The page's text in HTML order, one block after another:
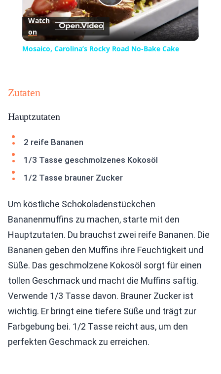
Play
Video
Watch
on
Mosaico, Carolina’s Rocky Road No-Bake Cake
Zutaten
Hauptzutaten
2 reife Bananen
1/3 Tasse geschmolzenes Kokosöl
1/2 Tasse brauner Zucker
Um köstliche Schokoladenstückchen
Bananenmuffins zu machen, starte mit den
Hauptzutaten. Du brauchst zwei reife Bananen. Die
Bananen geben den Muffins ihre Feuchtigkeit und
Süße. Das geschmolzene Kokosöl sorgt für einen
tollen Geschmack und macht die Muffins saftig.
Verwende 1/3 Tasse davon. Brauner Zucker ist
wichtig. Er bringt eine tiefere Süße und trägt zur
Farbgebung bei. 1/2 Tasse reicht aus, um den
perfekten Geschmack zu erreichen.